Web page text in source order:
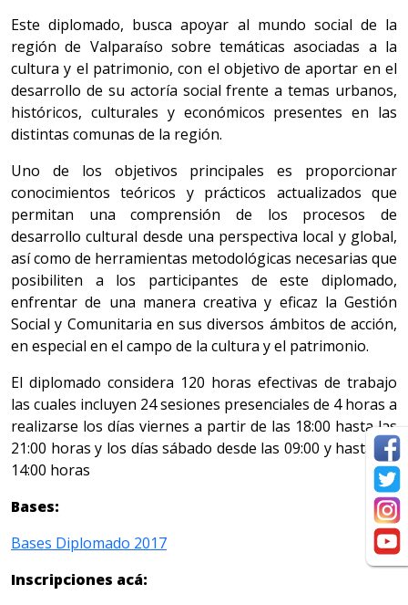
Este diplomado, busca apoyar al mundo social de la
región de Valparaíso sobre temáticas asociadas a la
cultura y el patrimonio, con el objetivo de aportar en el
desarrollo de su actoría social frente a temas urbanos,
históricos, culturales y económicos presentes en las
distintas comunas de la región.
Uno de los objetivos principales es proporcionar
conocimientos teóricos y prácticos actualizados que
permitan una comprensión de los procesos de
desarrollo cultural desde una perspectiva local y global,
así como de herramientas metodológicas necesarias que
posibiliten a los participantes de este diplomado,
enfrentar de una manera creativa y eficaz la Gestión
Social y Comunitaria en sus diversos ámbitos de acción,
en especial en el campo de la cultura y el patrimonio.
El diplomado considera 120 horas efectivas de trabajo
las cuales incluyen 24 sesiones presenciales de 4 horas a
realizarse los días viernes a partir de las 18:00 hasta las
21:00 horas y los días sábado desde las 09:00 y hasta las
14:00 horas
Bases:
Bases Diplomado 2017
Inscripciones acá: